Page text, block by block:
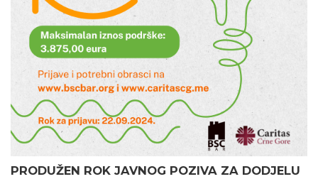
PRODUŽEN ROK JAVNOG POZIVA ZA DODJELU